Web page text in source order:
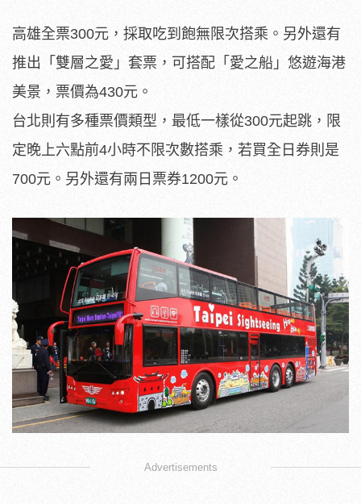
高雄全票300元，採取吃到飽無限次搭乘。另外還有
推出「雙層之愛」套票，可搭配「愛之船」悠遊海港
美景，票價為430元。
台北則有多種票價類型，最低一樣從300元起跳，限
定晚上六點前4小時不限次數搭乘，若買全日券則是
700元。另外還有兩日票券1200元。
Advertisements